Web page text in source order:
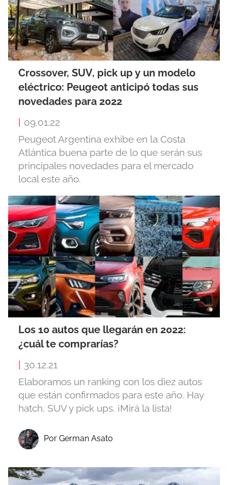
Crossover, SUV, pick up y un modelo
eléctrico: Peugeot anticipó todas sus
novedades para 2022
| 09.01.22
Peugeot Argentina exhibe en la Costa
Atlántica buena parte de lo que serán sus
principales novedades para el mercado
local este año.
Los 10 autos que llegarán en 2022:
¿cuál te comprarías?
30.12.21
Elaboramos un ranking con los diez autos
que están confirmados para este año. Hay
hatch, SUV y pick ups. ¡Mirá la lista!
Por German Asato